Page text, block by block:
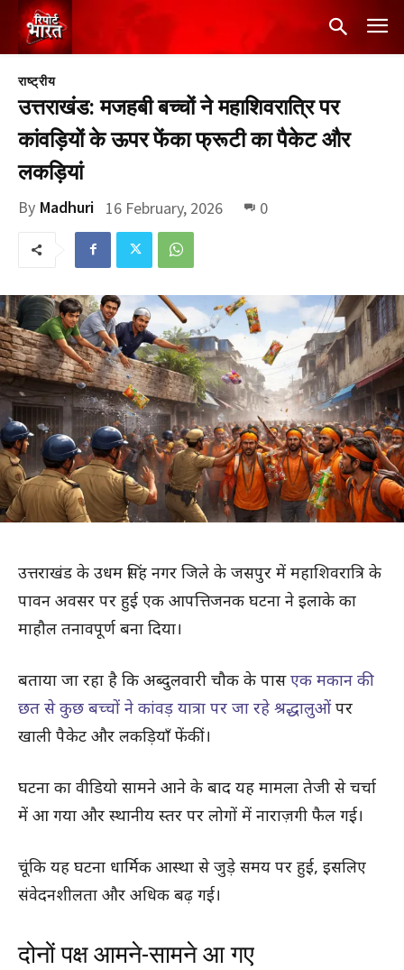
राष्ट्रीय
उत्तराखंड: मजहबी बच्चों ने महाशिवरात्रि पर
कांवड़ियों के ऊपर फेंका फ्रूटी का पैकेट और
लकड़ियां
By Madhuri 16 February, 2026 0
उत्तराखंड के उधम सिंह नगर जिले के जसपुर में महाशिवरात्रि के
पावन अवसर पर हुई एक आपत्तिजनक घटना ने इलाके का
माहौल तनावपूर्ण बना दिया।
बताया जा रहा है कि अब्दुलवारी चौक के पासएक मकान की
छत से कुछ बच्चों ने कांवड़ यात्रा पर जा रहे श्रद्धालुओंपर
खाली पैकेट और लकड़ियाँ फेंकीं।
घटना का वीडियो सामने आने के बाद यह मामला तेजी से चर्चा
में आ गया और स्थानीय स्तर पर लोगों में नाराज़गी फैल गई।
चूंकि यह घटना धार्मिक आस्था से जुड़े समय पर हुई, इसलिए
संवेदनशीलता और अधिक बढ़ गई।
दोनों पक्ष आमने-सामने आ गए